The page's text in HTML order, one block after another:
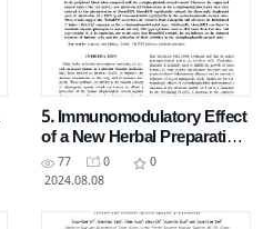
5. Immunomodulatory Effect
of a New Herbal Preparation
(HemoHIM) in
Cyclophosphamide-treated
77 0
0
2024.08.08